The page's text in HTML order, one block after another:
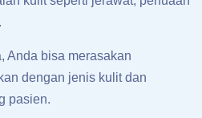
Anda bisa merasakan
dengan jenis kulit dan
pasien.